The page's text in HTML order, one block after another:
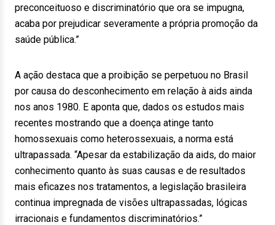
preconceituoso e discriminatório que ora se impugna,
acaba por prejudicar severamente a própria promoção da
saúde pública.”
A ação destaca que a proibição se perpetuou no Brasil
por causa do desconhecimento em relação à aids ainda
nos anos 1980. E aponta que, dados os estudos mais
recentes mostrando que a doença atinge tanto
homossexuais como heterossexuais, a norma está
ultrapassada. “Apesar da estabilização da aids, do maior
conhecimento quanto às suas causas e de resultados
mais eficazes nos tratamentos, a legislação brasileira
continua impregnada de visões ultrapassadas, lógicas
irracionais e fundamentos discriminatórios.”